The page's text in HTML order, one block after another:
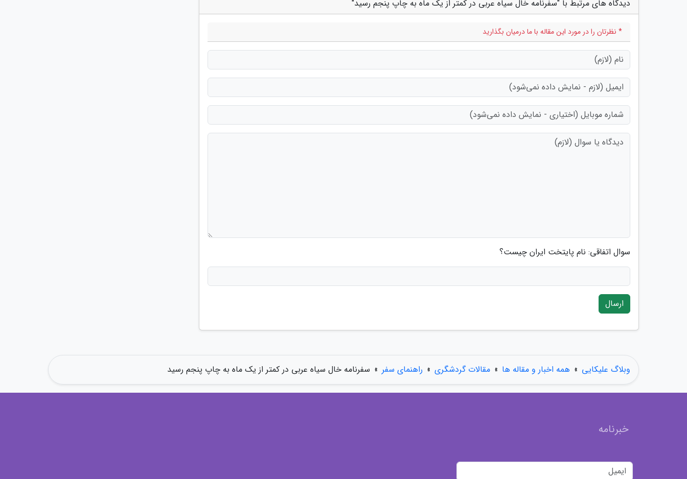
دیدگاه های مرتبط با "سفرنامه خال سیاه عربی در کمتر از یک ماه به چاپ پنجم رسید"
* نظرتان را در مورد این مقاله با ما درمیان بگذارید
سوال اتفاقی: نام پایتخت ایران چیست؟
ارسال
وبلاگ علیکایی » همه اخبار و مقاله ها » مقالات گردشگری » راهنمای سفر » سفرنامه خال سیاه عربی در کمتر از یک ماه به چاپ پنجم رسید
خبرنامه